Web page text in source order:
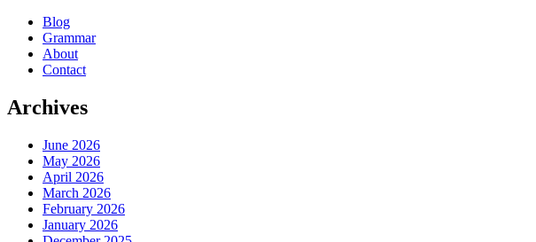
Blog
Grammar
About
Contact
Archives
June 2026
May 2026
April 2026
March 2026
February 2026
January 2026